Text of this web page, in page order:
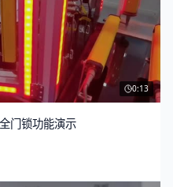
0:13
门锁功能演示